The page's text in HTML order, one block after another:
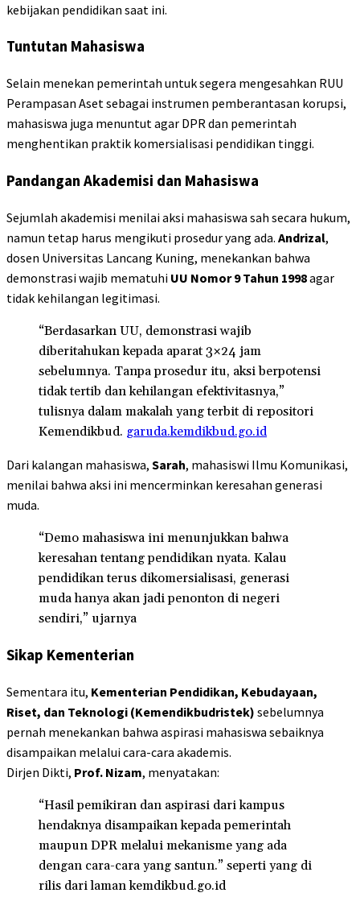
kebijakan pendidikan saat ini.
Tuntutan Mahasiswa
Selain menekan pemerintah untuk segera mengesahkan RUU
Perampasan Aset sebagai instrumen pemberantasan korupsi,
mahasiswa juga menuntut agar DPR dan pemerintah
menghentikan praktik komersialisasi pendidikan tinggi.
Pandangan Akademisi dan Mahasiswa
Sejumlah akademisi menilai aksi mahasiswa sah secara hukum,
namun tetap harus mengikuti prosedur yang ada. Andrizal,
dosen Universitas Lancang Kuning, menekankan bahwa
demonstrasi wajib mematuhi UU Nomor 9 Tahun 1998agar
tidak kehilangan legitimasi.
“Berdasarkan UU, demonstrasi wajib
diberitahukan kepada aparat 3×24 jam
sebelumnya. Tanpa prosedur itu, aksi berpotensi
tidak tertib dan kehilangan efektivitasnya,”
tulisnya dalam makalah yang terbit di repositori
Kemendikbud. garuda.kemdikbud.go.id
Dari kalangan mahasiswa, Sarah, mahasiswi Ilmu Komunikasi,
menilai bahwa aksi ini mencerminkan keresahan generasi
muda.
“Demo mahasiswa ini menunjukkan bahwa
keresahan tentang pendidikan nyata. Kalau
pendidikan terus dikomersialisasi, generasi
muda hanya akan jadi penonton di negeri
sendiri,” ujarnya
Sikap Kementerian
Sementara itu, Kementerian Pendidikan, Kebudayaan,
Riset, dan Teknologi (Kemendikbudristek) sebelumnya
pernah menekankan bahwa aspirasi mahasiswa sebaiknya
disampaikan melalui cara-cara akademis.
Dirjen Dikti, Prof. Nizam, menyatakan:
“Hasil pemikiran dan aspirasi dari kampus
hendaknya disampaikan kepada pemerintah
maupun DPR melalui mekanisme yang ada
dengan cara-cara yang santun.” seperti yang di
rilis dari lamankemdikbud.go.id